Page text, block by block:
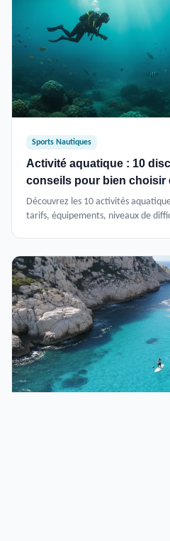
Sports Nautiques
Activité aquatique : 10
conseils pour bien choisir
Découvrez les 10 activités
tarifs, équipements, niveaux de